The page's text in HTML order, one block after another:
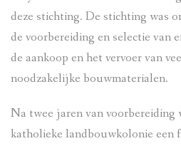
deze stichting. De stichting was
de voorbereiding en selectie van
de aankoop en het vervoer van
noodzakelijke bouwmaterialen.
Na twee jaren van voorbereiding
katholieke landbouwkolonie een